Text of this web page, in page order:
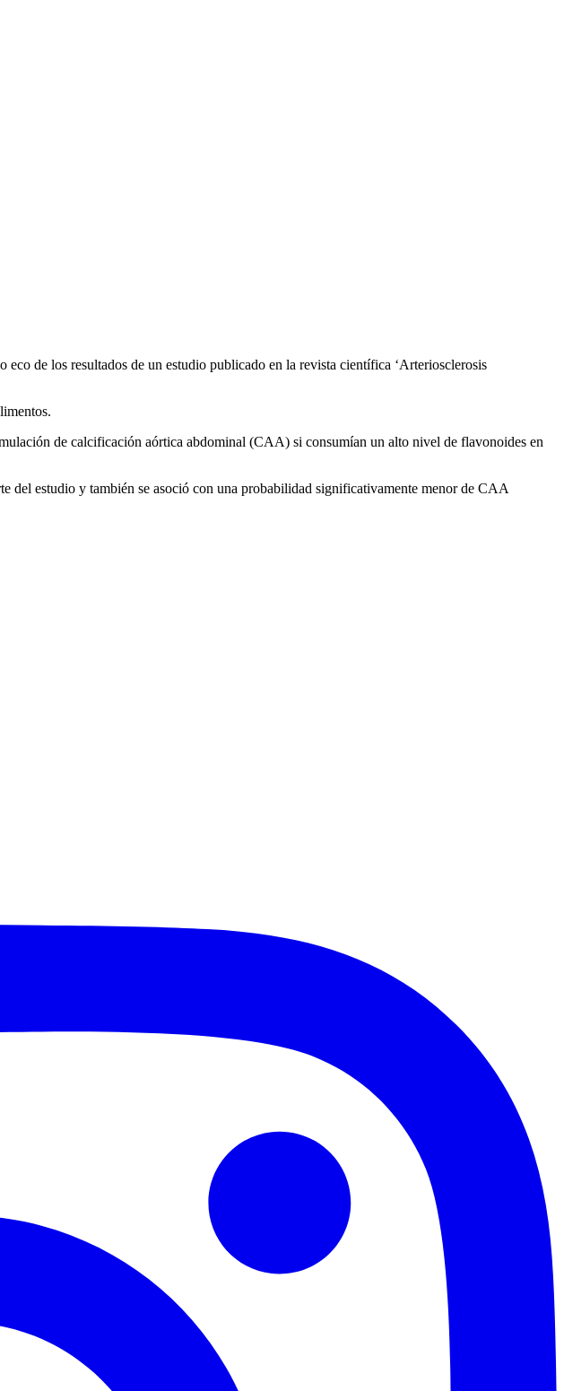
te a Barcelona: te vermell, te verd, te blanc, te Oolong, Rooibos, accessoris de te i més | Tea
de los resultados de un estudio publicado en la revista científica ‘Arteriosclerosis
de calcificación aórtica abdominal (CAA) si consumían un alto nivel de flavonoides en
del estudio y también se asoció con una probabilidad significativamente menor de CAA